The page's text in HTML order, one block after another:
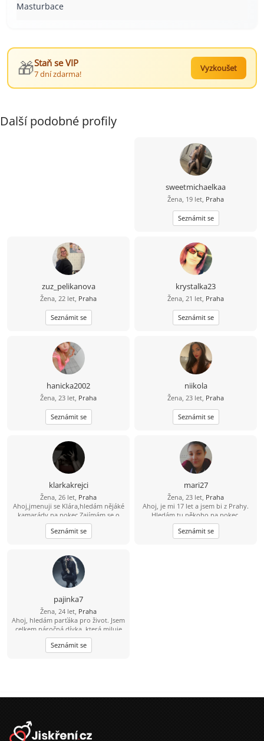
Masturbace
🎁Staň se VIP
7 dní zdarma!
Vyzkoušet
Další podobné profily
sweetmichaelkaa
Žena, 19 let, Praha
Seznámit se
zuz_pelikanova
Žena, 22 let, Praha
Seznámit se
krystalka23
Žena, 21 let, Praha
Seznámit se
hanicka2002
Žena, 23 let, Praha
Seznámit se
niikola
Žena, 23 let, Praha
Seznámit se
klarkakrejci
Žena, 26 let, Praha
Ahoj,jmenuji se Klára,hledám nějáké
kamarády na pokec.Zajímám se o
Asijskou kulturu,kreslení a čtení či
psaní různých příběhů.Pokud se
nudíš a máš zájem o popsání,napiš
se zeptej :) Krásný den přeji...
Seznámit se
mari27
Žena, 23 let, Praha
Ahoj, je mi 17 let a jsem bi z Prahy.
Hledám tu někoho na pokec,
kamarádství, nebo i vztah ve věku
cca 16-23 let.
Seznámit se
pajinka7
Žena, 24 let, Praha
Ahoj, hledám parťáka pro život. Jsem
celkem náročná dívka, která miluje
adrenalin a nesedí doma na zadku.
Prý jsem milá, nezkrotná, divoká a
trošku víc šílená blondýnka:)
Seznámit se